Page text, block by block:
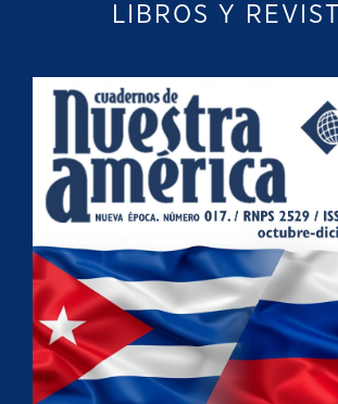
LIBROS Y